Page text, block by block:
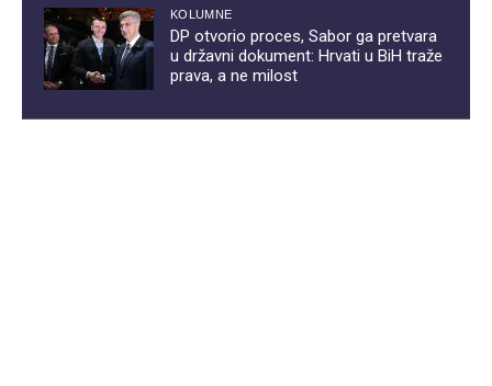
KOLUMNE
DP otvorio proces, Sabor ga pretvara
u državni dokument: Hrvati u BiH traže
prava, a ne milost